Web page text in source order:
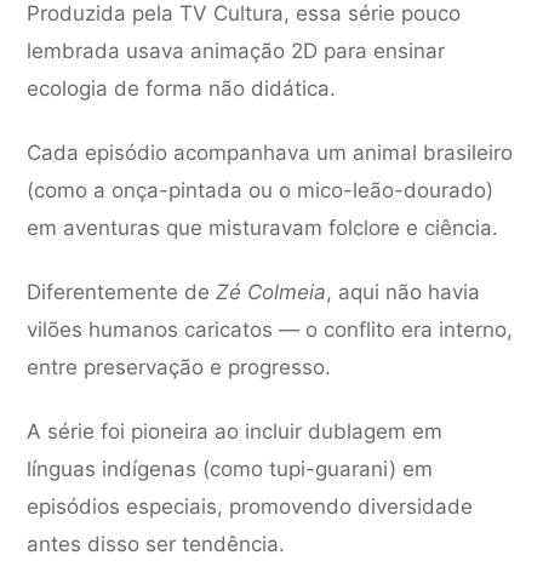
Produzida pela TV Cultura, essa série pouco
lembrada usava animação 2D para ensinar
ecologia de forma não didática.
Cada episódio acompanhava um animal brasileiro
(como a onça-pintada ou o mico-leão-dourado)
em aventuras que misturavam folclore e ciência.
Diferentemente deZé Colmeia, aqui não havia
vilões humanos caricatos — o conflito era interno,
entre preservação e progresso.
A série foi pioneira ao incluir dublagem em
línguas indígenas (como tupi-guarani) em
episódios especiais, promovendo diversidade
antes disso ser tendência.